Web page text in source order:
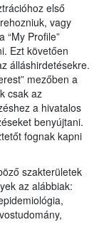
első
vagy
“My Profile”
Ezt követően
álláshirdetésekre.
mezőben a
csak az
a hivatalos
benyújtani.
fognak kapni
szakterületek
az alábbiak: